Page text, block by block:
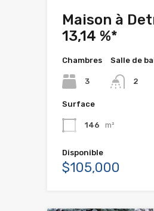
Maison à
13,14 %*
Chambres
3
Salle de
2
Surface
146 m²
Disponible
$105,000